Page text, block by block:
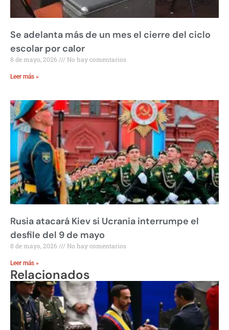
Se adelanta más de un mes el cierre del ciclo
escolar por calor
8 de mayo, 2026 No hay comentarios
Leer más »
Rusia atacará Kiev si Ucrania interrumpe el
desfile del 9 de mayo
8 de mayo, 2026 No hay comentarios
Leer más »
Relacionados